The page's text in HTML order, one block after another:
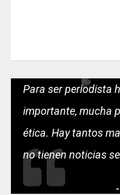
Para ser periodista
importante, mucha
ética. Hay tantos
no tienen noticias